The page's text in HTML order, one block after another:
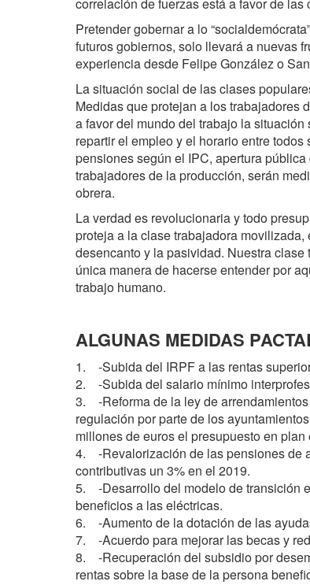
Pretender gobernar a lo
futuros gobiernos, solo llevará a nuevas
experiencia desde Felipe González o
La situación social de las clases
Medidas que protejan a los trabajadores
a favor del mundo del trabajo la
repartir el empleo y el horario entre
pensiones según el IPC, apertura
trabajadores de la producción, serán
obrera.
La verdad es revolucionaria y todo
proteja a la clase trabajadora
desencanto y la pasividad. Nuestra
única manera de hacerse entender por
trabajo humano.
ALGUNAS MEDIDAS
1. -Subida del IRPF a las rentas
2. -Subida del salario mínimo
3. -Reforma de la ley de
regulación por parte de los
millones de euros el presupuesto en
4. -Revalorización de las pensiones de
contributivas un 3% en el 2019.
5. -Desarrollo del modelo de transición
beneficios a las eléctricas.
6. -Aumento de la dotación de las
7. -Acuerdo para mejorar las becas y
8. -Recuperación del subsidio por
rentas sobre la base de la persona